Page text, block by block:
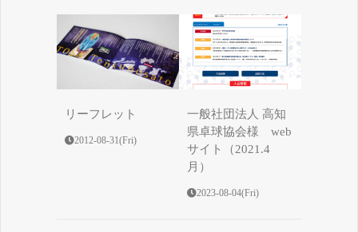
リーフレット
2012-08-31(Fri)
一般社団法人 高知
県卓球協会様 web
サイト（2021.4
月）
2023-08-04(Fri)